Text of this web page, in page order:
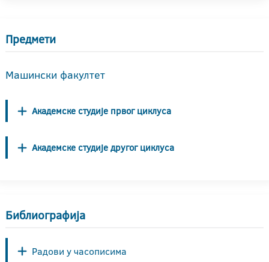
Предмети
Машински факултет
Академске студије првог циклуса
Академске студије другог циклуса
Библиографија
Радови у часописима